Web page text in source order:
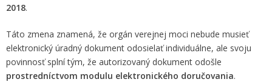
2018.
Táto zmena znamená, že orgán verejnej moci nebude musieť
elektronický úradný dokument odosielať individuálne, ale svoju
povinnosť splní tým, že autorizovaný dokument odošle
prostredníctvom modulu elektronického doručovania.